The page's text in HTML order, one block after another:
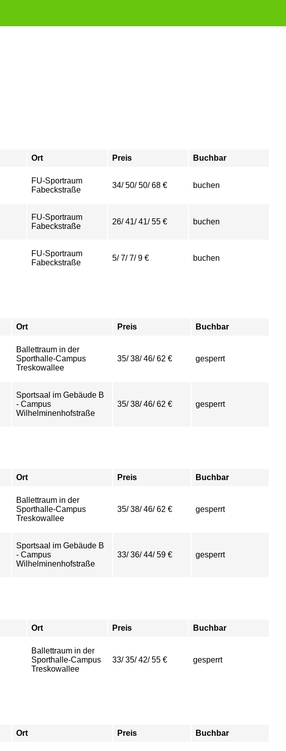
Ort Preis Buchbar
FU-Sportraum
Fabeckstraße
34/ 50/ 50/ 68 € buchen
FU-Sportraum
Fabeckstraße
26/ 41/ 41/ 55 € buchen
FU-Sportraum
Fabeckstraße
5/ 7/ 7/ 9 € buchen
Ort Preis Buchbar
Ballettraum in der
Sporthalle-Campus
Treskowallee
35/ 38/ 46/ 62 € gesperrt
Sportsaal im Gebäude B
- Campus
Wilhelminenhofstraße
35/ 38/ 46/ 62 € gesperrt
Ort Preis Buchbar
Ballettraum in der
Sporthalle-Campus
Treskowallee
35/ 38/ 46/ 62 € gesperrt
Sportsaal im Gebäude B
- Campus
Wilhelminenhofstraße
33/ 36/ 44/ 59 € gesperrt
Ort Preis Buchbar
Ballettraum in der
Sporthalle-Campus
Treskowallee
33/ 35/ 42/ 55 € gesperrt
Ort Preis Buchbar